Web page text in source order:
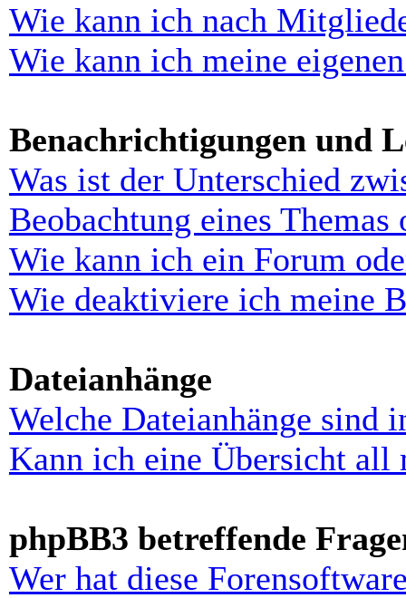
Wie kann ich nach
Wie kann ich meine
Benachrichtigungen und
Was ist der Unterschied
Beobachtung eines Themas
Wie kann ich ein Forum
Wie deaktiviere ich meine
Dateianhänge
Welche Dateianhänge sind
Kann ich eine Übersicht all
phpBB3 betreffende
Wer hat diese